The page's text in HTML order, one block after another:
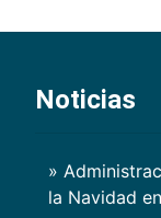
Noticias
»
la Navidad